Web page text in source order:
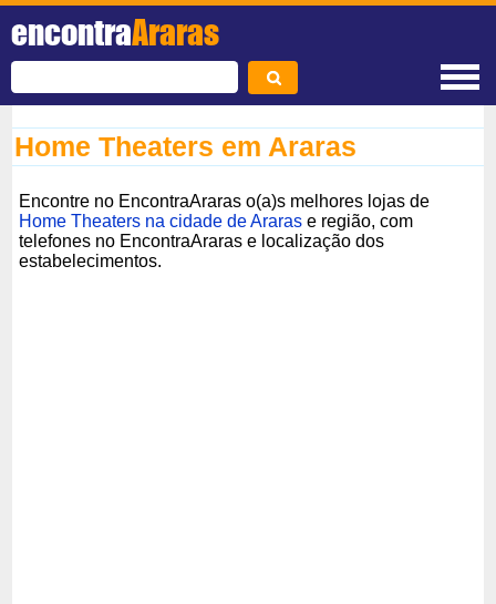
encontraAraras
Home Theaters em Araras
Encontre no EncontraAraras o(a)s melhores lojas de
Home Theaters na cidade de Araras e região, com
telefones no EncontraAraras e localização dos
estabelecimentos.